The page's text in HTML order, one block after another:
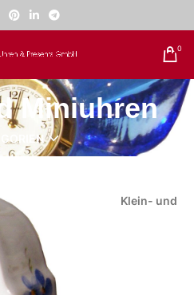
0
Miniuhren
Klein- und